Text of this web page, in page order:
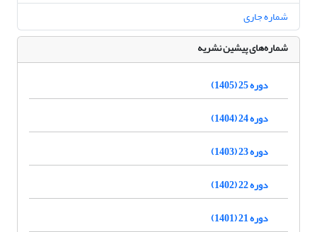
شماره جاری
شماره‌های پیشین نشریه
دوره 25 (1405)
دوره 24 (1404)
دوره 23 (1403)
دوره 22 (1402)
دوره 21 (1401)